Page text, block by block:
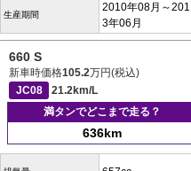
生産期間
2010年08月～201
3年06月
660 S
新車時価格105.2万円(税込)
JC08
21.2km/L
満タンでどこまで走る？
636km